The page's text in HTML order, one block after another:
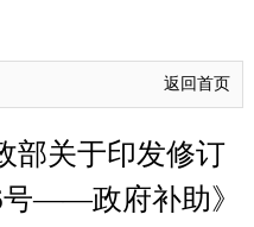
返回首页
部关于印发修订
号——政府补助》